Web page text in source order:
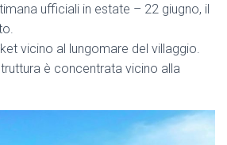
ufficiali in estate – 22 giugno, il
vicino al lungomare del villaggio.
è concentrata vicino alla